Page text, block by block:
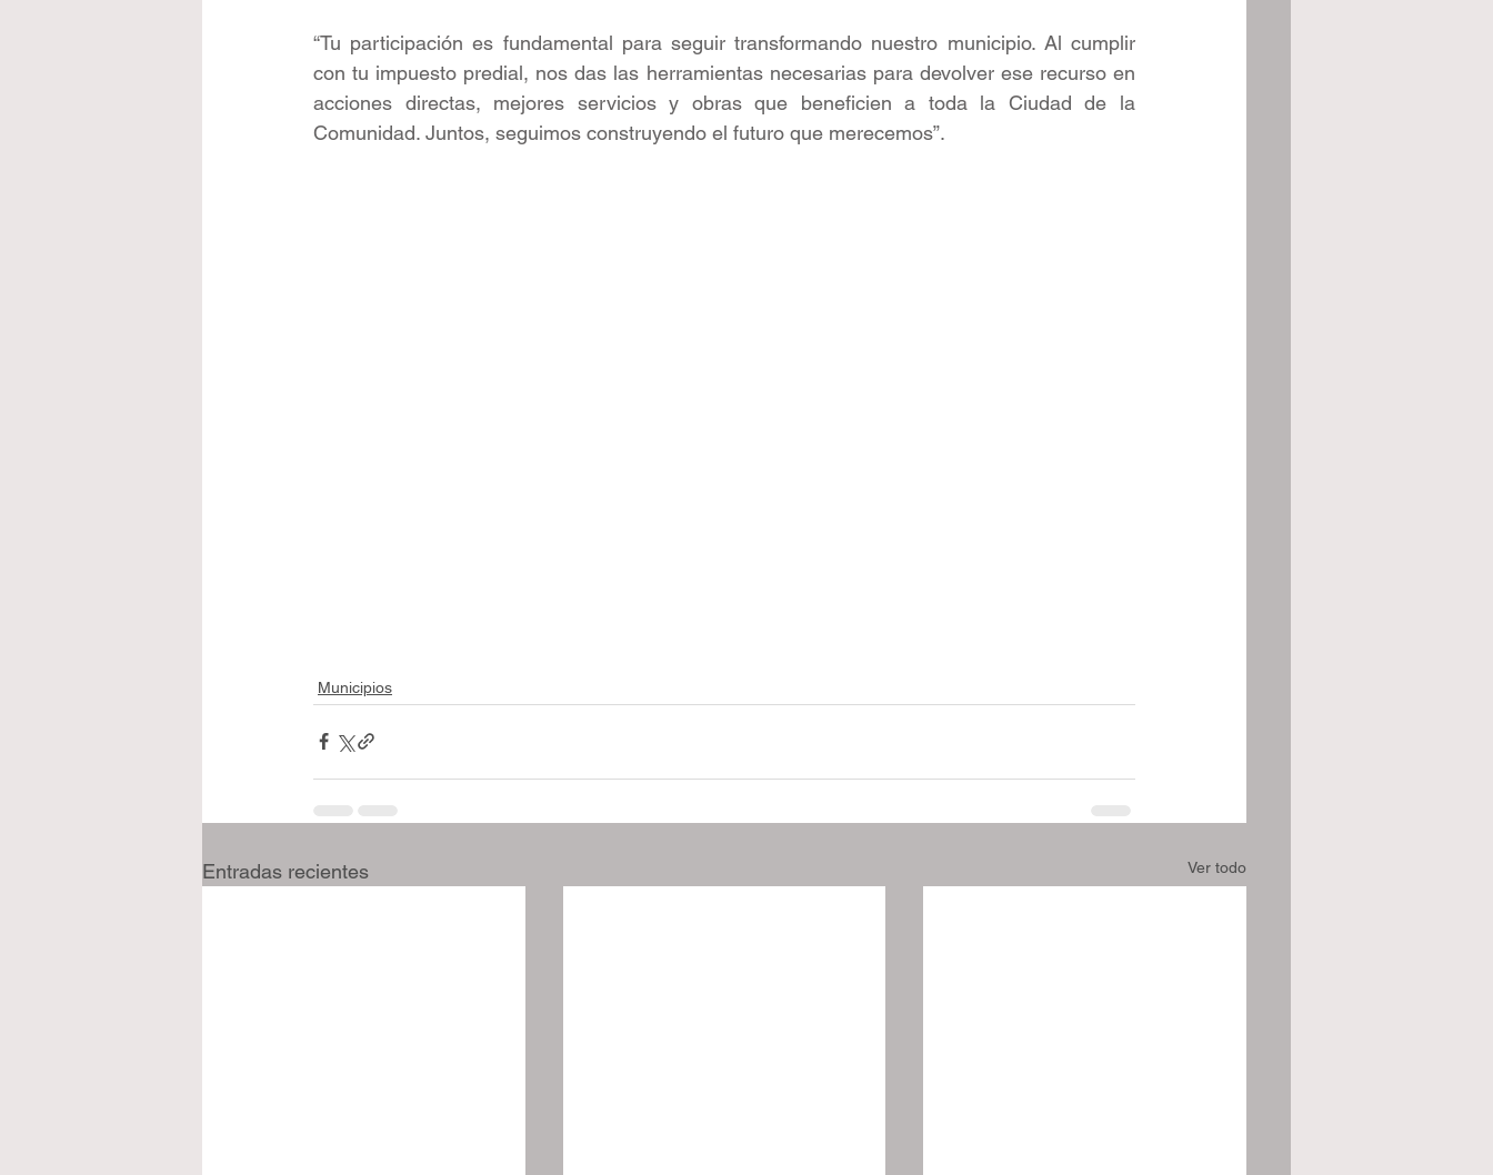
“Tu participación es fundamental para seguir transformando nuestro municipio. Al cumplir
con tu impuesto predial, nos das las herramientas necesarias para devolver ese recurso en
acciones directas, mejores servicios y obras que beneficien a toda la Ciudad de la
Comunidad. Juntos, seguimos construyendo el futuro que merecemos”.
Municipios
Entradas recientes Ver todo